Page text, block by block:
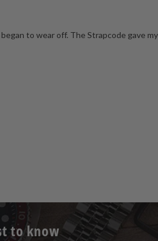
to wear off. The Strapcode gave
to know